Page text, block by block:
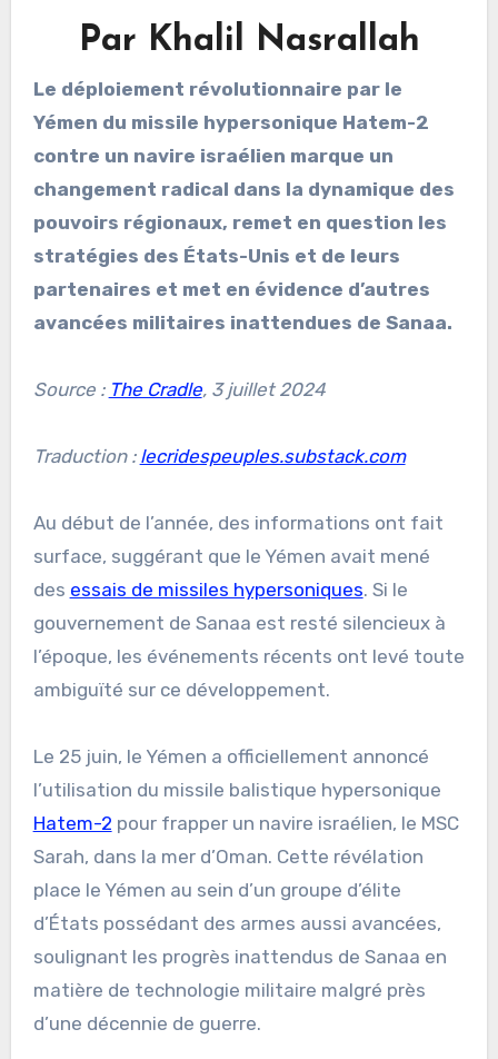
Par Khalil Nasrallah
Le déploiement révolutionnaire par le
Yémen du missile hypersonique Hatem-2
contre un navire israélien marque un
changement radical dans la dynamique des
pouvoirs régionaux, remet en question les
stratégies des États-Unis et de leurs
partenaires et met en évidence d’autres
avancées militaires inattendues de Sanaa.
Source : The Cradle, 3 juillet 2024
Traduction : lecridespeuples.substack.com
Au début de l’année, des informations ont fait
surface, suggérant que le Yémen avait mené
des essais de missiles hypersoniques. Si le
gouvernement de Sanaa est resté silencieux à
l’époque, les événements récents ont levé toute
ambiguïté sur ce développement.
Le 25 juin, le Yémen a officiellement annoncé
l’utilisation du missile balistique hypersonique
Hatem-2 pour frapper un navire israélien, le MSC
Sarah, dans la mer d’Oman. Cette révélation
place le Yémen au sein d’un groupe d’élite
d’États possédant des armes aussi avancées,
soulignant les progrès inattendus de Sanaa en
matière de technologie militaire malgré près
d’une décennie de guerre.